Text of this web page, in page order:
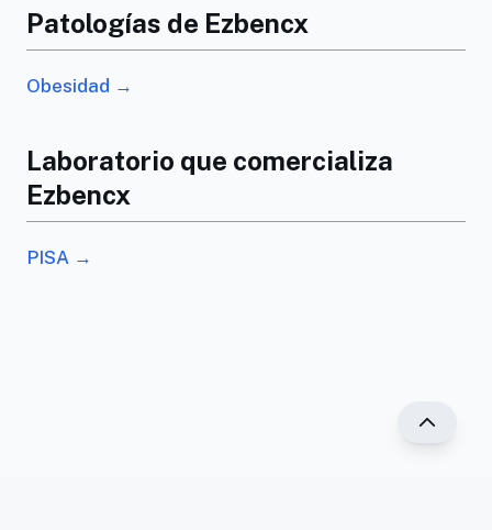
Patologías de Ezbencx
Obesidad →
Laboratorio que comercializa
Ezbencx
PISA →